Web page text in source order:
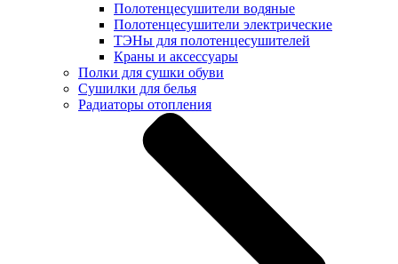
Полотенцесушители водяные
Полотенцесушители электрические
ТЭНы для полотенцесушителей
Краны и аксессуары
Полки для сушки обуви
Сушилки для белья
Радиаторы отопления